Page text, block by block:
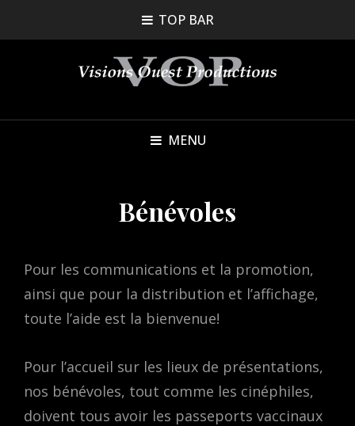
TOP BAR
MENU
Bénévoles
Pour les communications et la promotion,
ainsi que pour la distribution et l’affichage,
toute l’aide est la bienvenue!
Pour l’accueil sur les lieux de présentations,
nos bénévoles, tout comme les cinéphiles,
doivent tous avoir les passeports vaccinaux